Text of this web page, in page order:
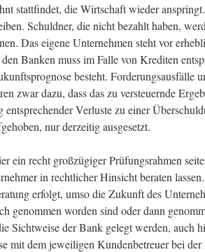
stattfindet, die Wirtschaft wieder
Schuldner, die nicht bezahlt haben,
Das eigene Unternehmen steht vor
Banken muss im Falle von Krediten
besteht. Forderungsausfälle
zwar dazu, dass das zu versteuernde
entsprechender Verluste zu einer
nur derzeitig ausgesetzt.
ein recht großzügiger Prüfungsrahmen
in rechtlicher Hinsicht beraten
erfolgt, umso die Zukunft des
genommen worden sind oder dann
Sichtweise der Bank gelegt werden, auch
mit dem jeweiligen Kundenbetreuer bei